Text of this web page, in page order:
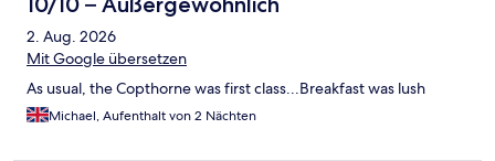
2. Aug. 2026
Mit Google übersetzen
As usual, the Copthorne was first class...Breakfast was lush
Michael, Aufenthalt von 2 Nächten